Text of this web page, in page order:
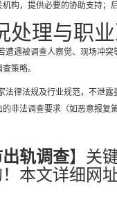
构，提供必要的协助支持；
处理与职业
遭遇被调查人察觉、现场冲
策略。
律法规及行业规范，不泄
非法调查要求（如恶意报复
轨调查】关
本文详细网